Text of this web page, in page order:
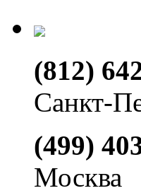
(812)
Санкт-
(499)
Москва